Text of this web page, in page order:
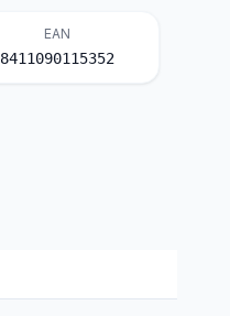
EAN
8411090115352